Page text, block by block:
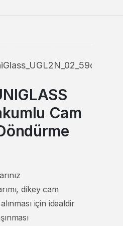
Cam
dikey cam
için idealdir